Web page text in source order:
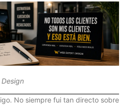
No siempre fui tan directo sobre